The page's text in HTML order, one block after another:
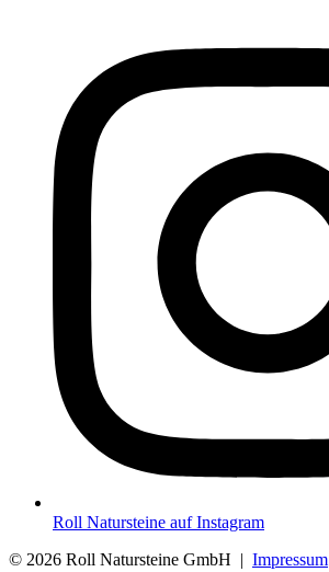
Roll Natursteine auf Instagram
© 2026 Roll Natursteine GmbH | Impressum